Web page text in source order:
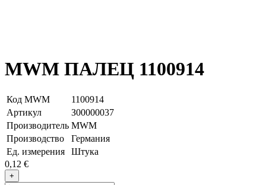
MWM ПАЛЕЦ 1100914
Код MWM
1100914
Артикул
З00000037
Производитель MWM
Производство
Германия
Ед. измерения
Штука
0,12 €
+